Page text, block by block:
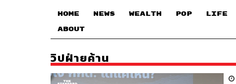
HOME NEWS WEALTH POP LIFE
ABOUT
วิปฝ่ายค้าน